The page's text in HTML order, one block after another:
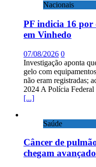
Nacionais
PF indicia 16 por
em Vinhedo
07/08/2026 0
Investigação aponta
gelo com
não eram registradas;
2024 A Polícia
[...]
Saúde
Câncer de
chegam